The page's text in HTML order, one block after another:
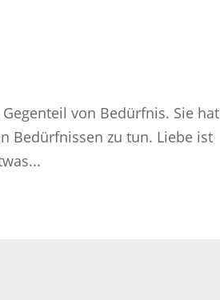
von Bedürfnis. Sie hat
Bedürfnissen zu tun. Liebe ist